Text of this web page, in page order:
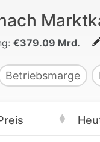
€379.09 Mrd.
Betriebsmarge